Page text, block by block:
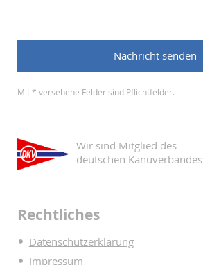
Mit * versehene Felder sind Pflichtfelder.
Wir sind Mitglied des
deutschen Kanuverbandes
Rechtliches
Datenschutzerklärung
Impressum